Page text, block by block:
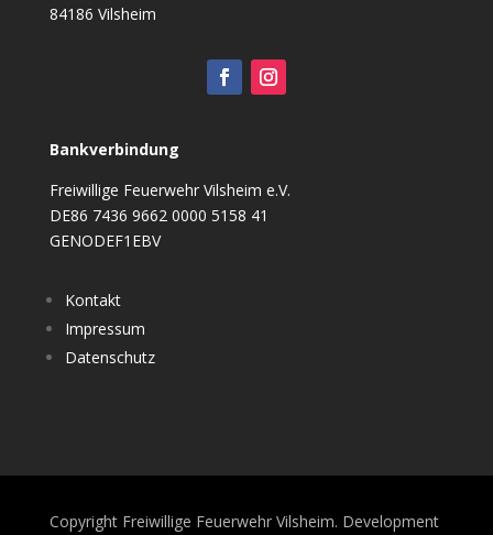
84186 Vilsheim
Bankverbindung
Freiwillige Feuerwehr Vilsheim e.V.
DE86 7436 9662 0000 5158 41
GENODEF1EBV
Kontakt
Impressum
Datenschutz
Copyright Freiwillige Feuerwehr Vilsheim. Development